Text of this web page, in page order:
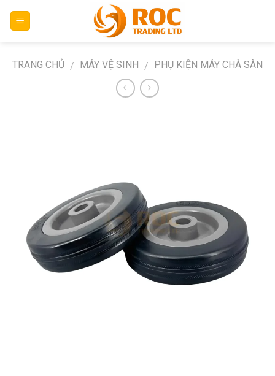
TRANG CHỦ / MÁY VỆ SINH / PHỤ KIỆN MÁY CHÀ SÀN